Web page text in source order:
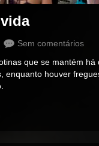
Sem comentários
que se mantém
enquanto houver